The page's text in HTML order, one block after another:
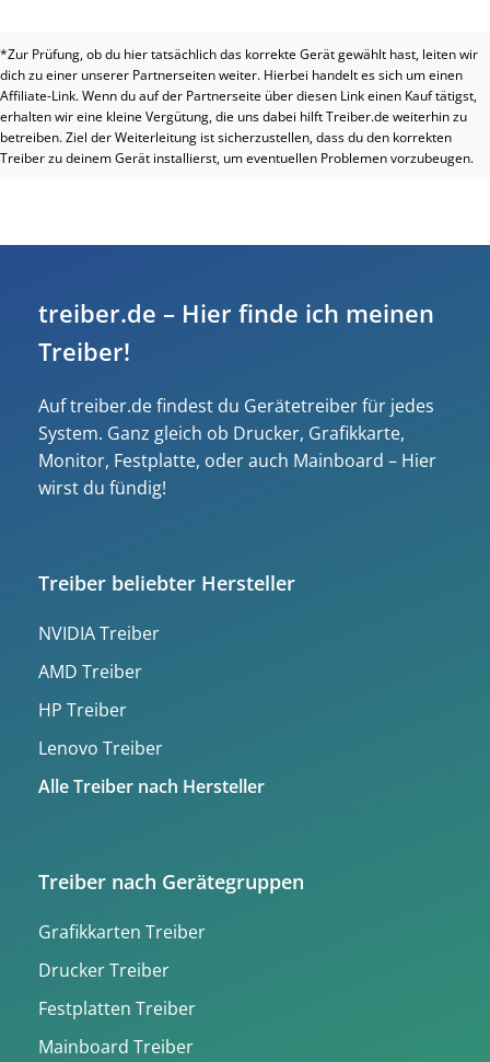
*Zur Prüfung, ob du hier tatsächlich das korrekte Gerät gewählt hast, leiten wir
dich zu einer unserer Partnerseiten weiter. Hierbei handelt es sich um einen
Affiliate-Link. Wenn du auf der Partnerseite über diesen Link einen Kauf tätigst,
erhalten wir eine kleine Vergütung, die uns dabei hilft Treiber.de weiterhin zu
betreiben. Ziel der Weiterleitung ist sicherzustellen, dass du den korrekten
Treiber zu deinem Gerät installierst, um eventuellen Problemen vorzubeugen.
treiber.de – Hier finde ich meinen
Treiber!
Auf treiber.de findest du Gerätetreiber für jedes
System. Ganz gleich ob Drucker, Grafikkarte,
Monitor, Festplatte, oder auch Mainboard – Hier
wirst du fündig!
Treiber beliebter Hersteller
NVIDIA Treiber
AMD Treiber
HP Treiber
Lenovo Treiber
Alle Treiber nach Hersteller
Treiber nach Gerätegruppen
Grafikkarten Treiber
Drucker Treiber
Festplatten Treiber
Mainboard Treiber